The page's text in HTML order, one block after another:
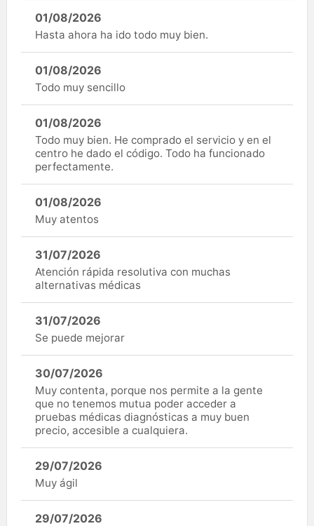
01/08/2026
Hasta ahora ha ido todo muy bien.
01/08/2026
Todo muy sencillo
01/08/2026
Todo muy bien. He comprado el servicio y en el
centro he dado el código. Todo ha funcionado
perfectamente.
01/08/2026
Muy atentos
31/07/2026
Atención rápida resolutiva con muchas
alternativas médicas
31/07/2026
Se puede mejorar
30/07/2026
Muy contenta, porque nos permite a la gente
que no tenemos mutua poder acceder a
pruebas médicas diagnósticas a muy buen
precio, accesible a cualquiera.
29/07/2026
Muy ágil
29/07/2026